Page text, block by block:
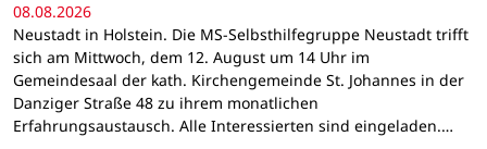
08.08.2026
Neustadt in Holstein. Die MS-Selbsthilfegruppe Neustadt trifft
sich am Mittwoch, dem 12. August um 14 Uhr im
Gemeindesaal der kath. Kirchengemeinde St. Johannes in der
Danziger Straße 48 zu ihrem monatlichen
Erfahrungsaustausch. Alle Interessierten sind eingeladen.…